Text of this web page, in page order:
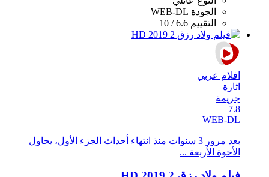
الجودة WEB-DL
التقييم 6.6 / 10
افلام عربي
اثارة
جريمة
7.8
WEB-DL
بعد مرور 3 سنوات منذ انتهاء أحداث الجزء الأول، يحاول
الأخوة الأربعة ...